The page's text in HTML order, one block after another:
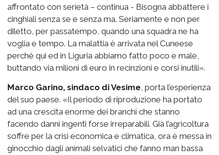
affrontato con serietà – continua - Bisogna abbattere i
cinghiali senza se e senza ma. Seriamente e non per
diletto, per passatempo, quando una squadra ne ha
voglia e tempo. La malattia è arrivata nel Cuneese
perché qui ed in Liguria abbiamo fatto poco e male,
buttando via milioni di euro in recinzioni e corsi inutili».
Marco Garino, sindaco di Vesime, porta l’esperienza
del suo paese. «Il periodo di riproduzione ha portato
ad una crescita enorme dei branchi che stanno
facendo danni ingenti forse irreparabili. Già l’agricoltura
soffre per la crisi economica e climatica, ora è messa in
ginocchio dagli animali selvatici che fanno man bassa